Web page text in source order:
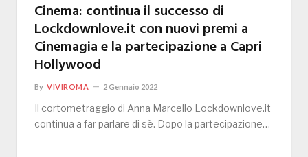
Cinema: continua il successo di
Lockdownlove.it con nuovi premi a
Cinemagia e la partecipazione a Capri
Hollywood
By VIVIROMA 2 Gennaio 2022
Il cortometraggio di Anna Marcello Lockdownlove.it
continua a far parlare di sè. Dopo la partecipazione…